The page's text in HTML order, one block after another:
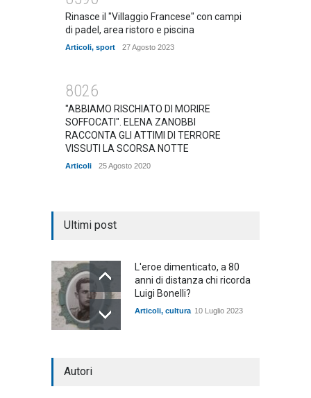
Rinasce il "Villaggio Francese" con campi
di padel, area ristoro e piscina
Articoli, sport 27 Agosto 2023
8026
"ABBIAMO RISCHIATO DI MORIRE
SOFFOCATI". ELENA ZANOBBI
RACCONTA GLI ATTIMI DI TERRORE
VISSUTI LA SCORSA NOTTE
Articoli 25 Agosto 2020
Ultimi post
L'eroe dimenticato, a 80
anni di distanza chi ricorda
Luigi Bonelli?
Articoli, cultura 10 Luglio 2023
Autori